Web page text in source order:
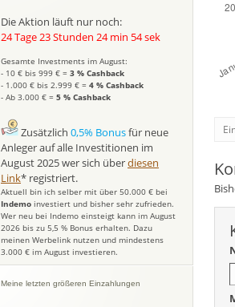
Die Aktion läuft nur noch:
24 Tage 23 Stunden 24 min 53 sek
Gesamte Investments im August:
- 10 € bis 999 € = 3 % Cashback
- 1.000 € bis 2.999 € = 4 % Cashback
- Ab 3.000 € = 5 % Cashback
Zusätzlich 0,5% Bonusfür neue
Anleger auf alle Investitionen im
August 2025 wer sich überdiesen
Link* registriert.
Aktuell bin ich selber mit über 50.000 € bei
Indemo investiert und bisher sehr zufrieden.
Wer neu bei Indemo einsteigt kann im August
2026 bis zu 5,5 % Bonus erhalten. Dazu
meinen Werbelink nutzen und mindestens
3.000 € im August investieren.
Meine letzten größeren Einzahlungen